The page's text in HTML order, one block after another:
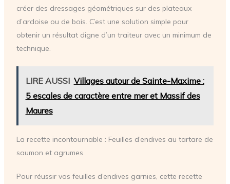
créer des dressages géométriques sur des plateaux
d’ardoise ou de bois. C’est une solution simple pour
obtenir un résultat digne d’un traiteur avec un minimum de
technique.
LIRE AUSSI Villages autour de Sainte-Maxime :
5 escales de caractère entre mer et Massif des
Maures
La recette incontournable : Feuilles d’endives au tartare de
saumon et agrumes
Pour réussir vos feuilles d’endives garnies, cette recette